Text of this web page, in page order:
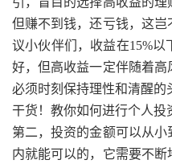
但赚不到钱，还亏钱，这
议小伙伴们，收益在15%
好，但高收益一定伴随着
必须时刻保持理性和清醒的
干货！教你如何进行个人投
第二，投资的金额可以从
内就能可以的，它需要不